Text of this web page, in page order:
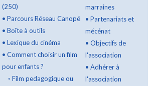
(250)
• Parcours Réseau Canopé
• Boîte à outils
• Lexique du cinéma
• Comment choisir un film
pour enfants ?
◦ Film pedagogique ou
marraines
•Partenariats et
mécénat
•Objectifs de
l'association
•Adhérer à
l'association